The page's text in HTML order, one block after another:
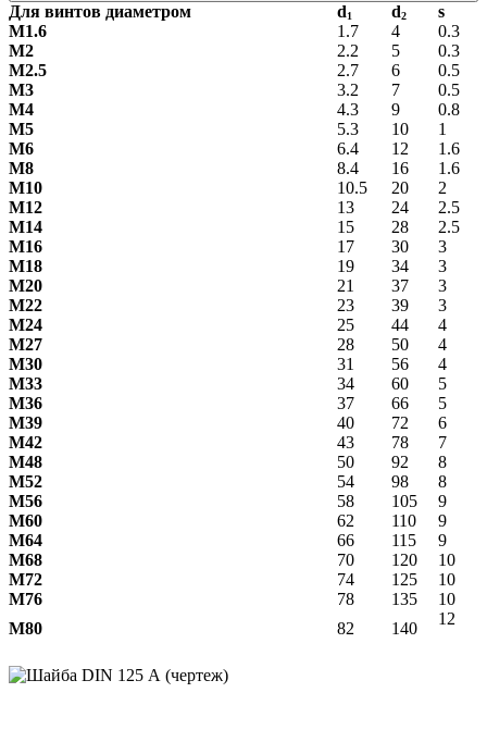
Для винтов диаметром d1 d2
s
М1.6
1.7 4
0.3
М2
2.2 5
0.3
М2.5
2.7 6
0.5
М3
3.2 7
0.5
М4
4.3 9
0.8
М5
5.3 10
1
М6
6.4 12
1.6
М8
8.4 16
1.6
М10
10.5 20
2
М12
13 24
2.5
М14
15 28
2.5
М16
17 30
3
М18
19 34
3
М20
21 37
3
М22
23 39
3
М24
25 44
4
М27
28 50
4
М30
31 56
4
М33
34 60
5
М36
37 66
5
М39
40 72
6
М42
43 78
7
М48
50 92
8
М52
54 98
8
М56
58 105
9
М60
62 110
9
М64
66 115
9
М68
70 120
10
М72
74 125
10
М76
78 135
10
М80
82 140
12